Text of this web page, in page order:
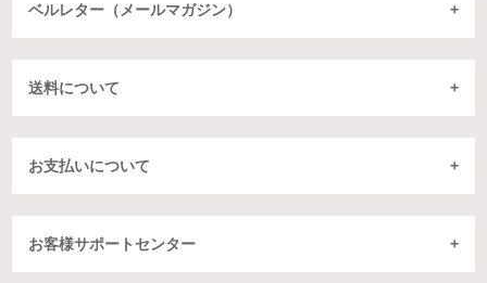
ベルレター（メールマガジン）
送料について
お支払いについて
お客様サポートセンター